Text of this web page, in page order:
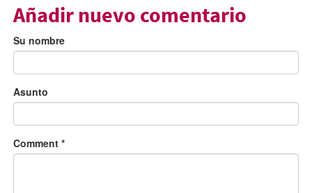
Añadir nuevo comentario
Su nombre
Asunto
Comment *